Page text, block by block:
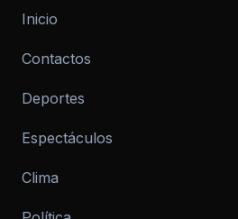
Inicio
Contactos
Deportes
Espectáculos
Clima